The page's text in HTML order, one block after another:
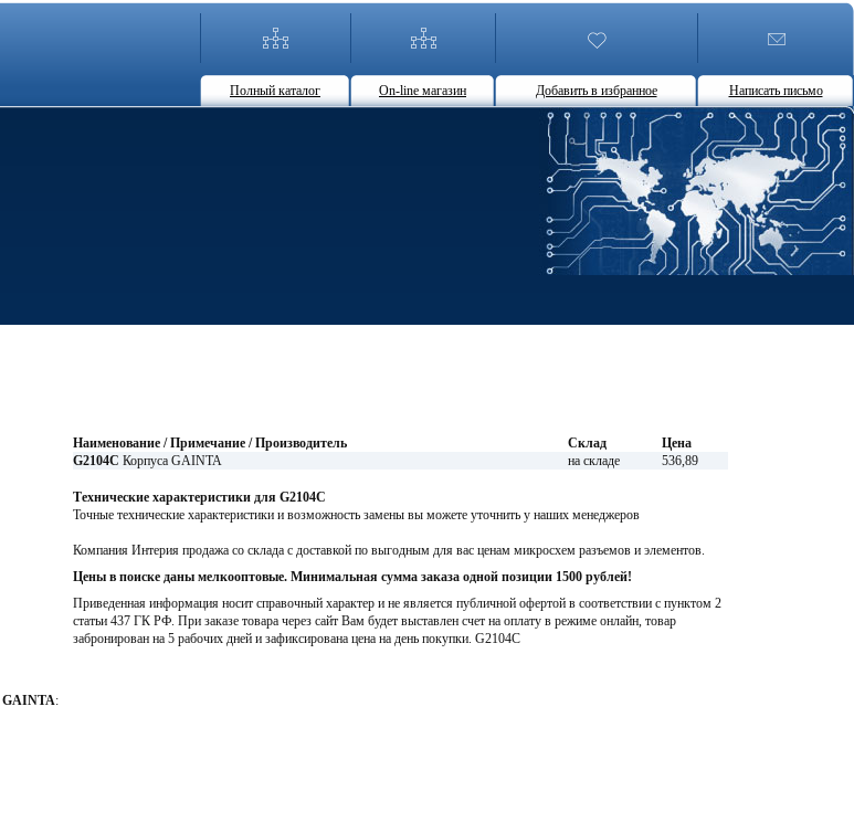
Полный каталог On-line магазин Добавить в избранное Написать письмо
Наименование / Примечание / Производитель Склад
Цена
G2104C Корпуса GAINTA на складе 536,89
Технические характеристики для G2104C
Точные технические характеристики и возможность замены вы можете уточнить у наших менеджеров
Компания Интерия продажа со склада с доставкой по выгодным для вас ценам микросхем разъемов и элементов.
Цены в поиске даны мелкооптовые. Минимальная сумма заказа одной позиции 1500 рублей!
Приведенная информация носит справочный характер и не является публичной офертой в соответствии с пунктом 2
статьи 437 ГК РФ. При заказе товара через сайт Вам будет выставлен счет на оплату в режиме онлайн, товар
забронирован на 5 рабочих дней и зафиксирована цена на день покупки. G2104C
GAINTA: